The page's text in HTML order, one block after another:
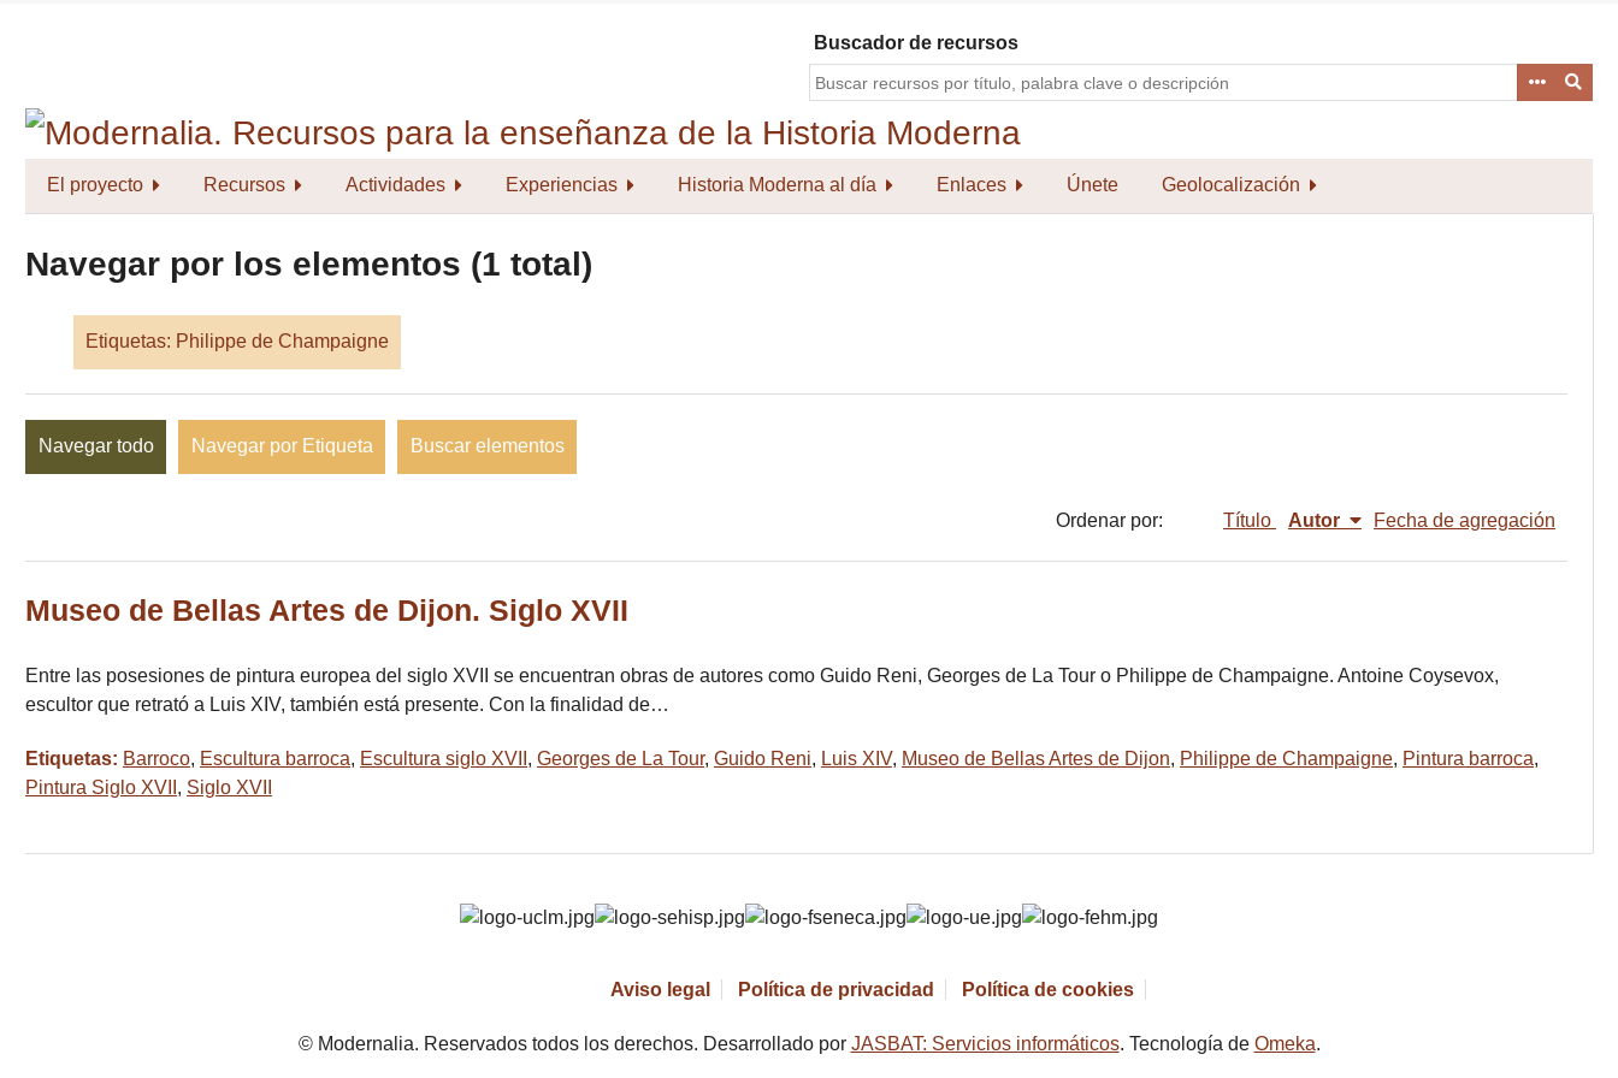
Buscador de recursos
El proyecto Recursos Actividades Experiencias Historia Moderna al día Enlaces Únete Geolocalización
Navegar por los elementos (1 total)
Etiquetas: Philippe de Champaigne
Navegar todo Navegar por Etiqueta Buscar elementos
Ordenar por: Título Autor Fecha de agregación
Museo de Bellas Artes de Dijon. Siglo XVII
Entre las posesiones de pintura europea del siglo XVII se encuentran obras de autores como Guido Reni, Georges de La Tour o Philippe de Champaigne. Antoine Coysevox,
escultor que retrató a Luis XIV, también está presente. Con la finalidad de…
Etiquetas: Barroco, Escultura barroca, Escultura siglo XVII , Georges de La Tour, Guido Reni, Luis XIV, Museo de Bellas Artes de Dijon, Philippe de Champaigne, Pintura barroca,
Pintura Siglo XVII , Siglo XVII
Aviso legal Política de privacidad Política de cookies
© Modernalia. Reservados todos los derechos. Desarrollado por JASBAT: Servicios informáticos. Tecnología de Omeka.